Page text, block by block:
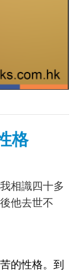
格
我相識四十多
他去世不
的性格。到